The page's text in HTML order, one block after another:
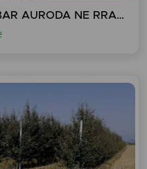
JEPET ME QERA BEACH BAR AURODA NE RRADHIME